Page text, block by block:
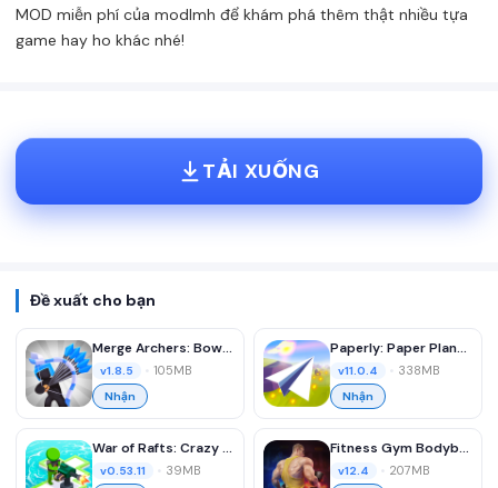
MOD miễn phí của modlmh để khám phá thêm thật nhiều tựa
game hay ho khác nhé!
TẢI XUỐNG
Đề xuất cho bạn
Merge Archers: Bow and Arrow
v1.8.5 105MB
Nhận
Paperly: Paper Plane Adventure
v11.0.4 338MB
Nhận
War of Rafts: Crazy Sea Battle
v0.53.11 39MB
Fitness Gym Bodybuilding Pump
v12.4 207MB